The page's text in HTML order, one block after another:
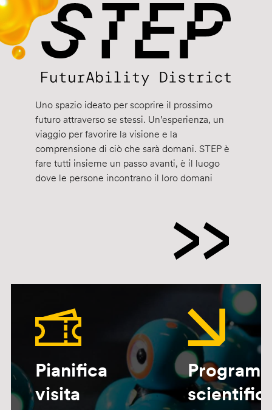
Uno spazio ideato per scoprire il prossimo
futuro attraverso se stessi. Un’esperienza, un
viaggio per favorire la visione e la
comprensione di ciò che sarà domani. STEP è
fare tutti insieme un passo avanti, è il luogo
dove le persone incontrano il loro domani
Pianifica
visita